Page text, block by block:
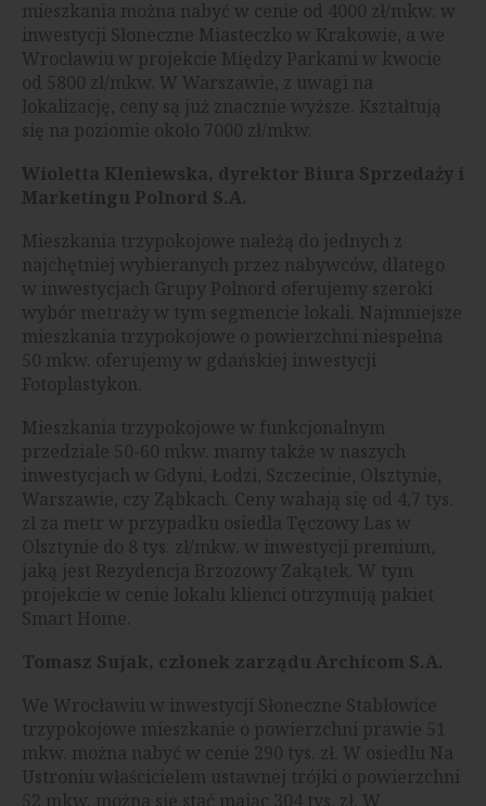
mieszkania można nabyć w cenie od 4000 zł/mkw. w
inwestycji Słoneczne Miasteczko w Krakowie, a we
Wrocławiu w projekcie Między Parkami w kwocie
od 5800 zł/mkw. W Warszawie, z uwagi na
lokalizację, ceny są już znacznie wyższe. Kształtują
się na poziomie około 7000 zł/mkw.
Wioletta Kleniewska, dyrektor Biura Sprzedaży i
Marketingu Polnord S.A.
Mieszkania trzypokojowe należą do jednych z
najchętniej wybieranych przez nabywców, dlatego
w inwestycjach Grupy Polnord oferujemy szeroki
wybór metraży w tym segmencie lokali. Najmniejsze
mieszkania trzypokojowe o powierzchni niespełna
50 mkw. oferujemy w gdańskiej inwestycji
Fotoplastykon.
Mieszkania trzypokojowe w funkcjonalnym
przedziale 50-60 mkw. mamy także w naszych
inwestycjach w Gdyni, Łodzi, Szczecinie, Olsztynie,
Warszawie, czy Ząbkach. Ceny wahają się od 4,7 tys.
zł za metr w przypadku osiedla Tęczowy Las w
Olsztynie do 8 tys. zł/mkw. w inwestycji premium,
jaką jest Rezydencja Brzozowy Zakątek. W tym
projekcie w cenie lokalu klienci otrzymują pakiet
Smart Home.
Tomasz Sujak, członek zarządu Archicom S.A.
We Wrocławiu w inwestycji Słoneczne Stabłowice
trzypokojowe mieszkanie o powierzchni prawie 51
mkw. można nabyć w cenie 290 tys. zł. W osiedlu Na
Ustroniu właścicielem ustawnej trójki o powierzchni
52 mkw. można się stać mając 304 tys. zł. W